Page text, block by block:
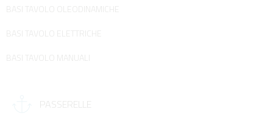
BASI TAVOLO OLEODINAMICHE
BASI TAVOLO ELETTRICHE
BASI TAVOLO MANUALI
PASSERELLE